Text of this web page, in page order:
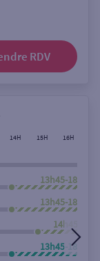
RDV
14H 15H 16H
13h45-18h00
13h45-18h00
14h45-
13h45-18h00